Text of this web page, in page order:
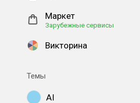
Маркет
Зарубежные сервисы
Викторина
Темы
AI